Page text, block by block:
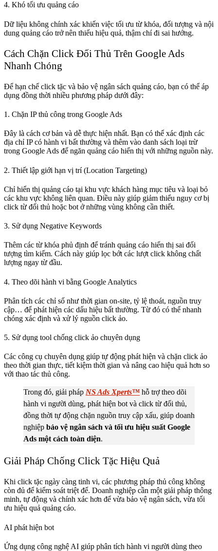
4. Khó tối ưu quảng cáo
Dữ liệu không chính xác khiến việc tối ưu từ khóa, đối tượng và nội
dung quảng cáo trở nên thiếu hiệu quả, thậm chí đi sai hướng.
Cách Chặn Click Đối Thủ Trên Google Ads
Nhanh Chóng
Để hạn chế click tặc và bảo vệ ngân sách quảng cáo, bạn có thể áp
dụng đồng thời nhiều phương pháp dưới đây:
1. Chặn IP thủ công trong Google Ads
Đây là cách cơ bản và dễ thực hiện nhất. Bạn có thể xác định các
địa chỉ IP có hành vi bất thường và thêm vào danh sách loại trừ
trong Google Ads để ngăn quảng cáo hiển thị với những nguồn này.
2. Thiết lập giới hạn vị trí (Location Targeting)
Chỉ hiển thị quảng cáo tại khu vực khách hàng mục tiêu và loại bỏ
các khu vực không liên quan. Điều này giúp giảm thiểu nguy cơ bị
click từ đối thủ hoặc bot ở những vùng không cần thiết.
3. Sử dụng Negative Keywords
Thêm các từ khóa phủ định để tránh quảng cáo hiển thị sai đối
tượng tìm kiếm. Cách này giúp lọc bớt các lượt click không chất
lượng ngay từ đầu.
4. Theo dõi hành vi bằng Google Analytics
Phân tích các chỉ số như thời gian on-site, tỷ lệ thoát, nguồn truy
cập… để phát hiện các dấu hiệu bất thường. Từ đó có thể nhanh
chóng xác định và xử lý nguồn click ảo.
5. Sử dụng tool chống click ảo chuyên dụng
Các công cụ chuyên dụng giúp tự động phát hiện và chặn click ảo
theo thời gian thực, tiết kiệm thời gian và nâng cao hiệu quả hơn so
với thao tác thủ công.
Trong đó, giải pháp NS Ads Xperts™ hỗ trợ theo dõi
hành vi người dùng, phát hiện bot và click từ đối thủ,
đồng thời tự động chặn nguồn truy cập xấu, giúp doanh
nghiệp bảo vệ ngân sách và tối ưu hiệu suất Google
Ads một cách toàn diện.
Giải Pháp Chống Click Tặc Hiệu Quả
Khi click tặc ngày càng tinh vi, các phương pháp thủ công không
còn đủ để kiểm soát triệt để. Doanh nghiệp cần một giải pháp thông
minh, tự động và chính xác hơn để vừa bảo vệ ngân sách, vừa tối
ưu hiệu quả quảng cáo.
AI phát hiện bot
Ứng dụng công nghệ AI giúp phân tích hành vi người dùng theo